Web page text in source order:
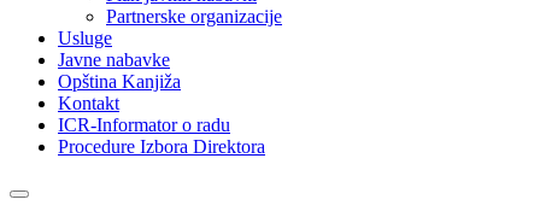
Partnerske organizacije
Usluge
Javne nabavke
Opština Kanjiža
Kontakt
ICR-Informator o radu
Procedure Izbora Direktora